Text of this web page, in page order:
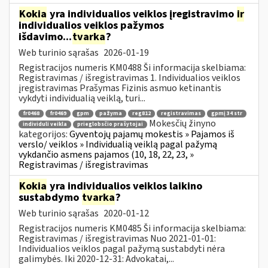
Kokia yra individualios veiklos įregistravimo ir
individualios veiklos pažymos
išdavimo...tvarka?
Web turinio sąrašas 2026-01-19
Registracijos numeris KM0488 Ši informacija skelbiama:
Registravimas / išregistravimas 1. Individualios veiklos
įregistravimas Prašymas Fizinis asmuo ketinantis
vykdyti individualią veiklą, turi...
fr0468 fr0469 gpm pažyma reg812 registravimas
gpmį 34 str
individuli veikla
prieglobsčio prašytojai
Mokesčių žinyno
kategorijos:Gyventojų pajamų mokestis » Pajamos iš
verslo/ veiklos » Individualią veiklą pagal pažymą
vykdančio asmens pajamos (10, 18, 22, 23, »
Registravimas / išregistravimas
Kokia yra individualios veiklos laikino
sustabdymo tvarka?
Web turinio sąrašas 2020-01-12
Registracijos numeris KM0485 Ši informacija skelbiama:
Registravimas / išregistravimas Nuo 2021-01-01:
Individualios veiklos pagal pažymą sustabdyti nėra
galimybės. Iki 2020-12-31: Advokatai,...